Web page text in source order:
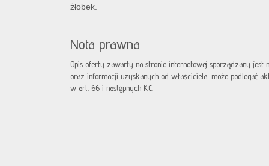
żłobek.
Nota prawna
Opis oferty zawarty na stronie internetowej sporządzany jest
oraz informacji uzyskanych od właściciela, może podlegać
w art. 66 i następnych K.C.